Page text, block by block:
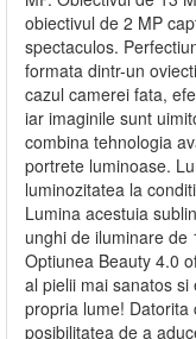
obiectivul de 2 MP
spectaculos.
formata dintr-un
cazul camerei fata,
iar imaginile sunt
combina tehnologia
portrete luminoase.
luminozitatea la
Lumina acestuia
unghi de iluminare
Optiunea Beauty 4.0
al pielii mai sanatos
propria lume!
posibilitatea de a